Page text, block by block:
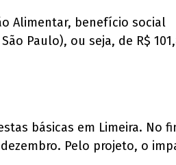
Alimentar, benefício social
Paulo), ou seja, de R$
básicas em Limeira. No
Pelo projeto, o